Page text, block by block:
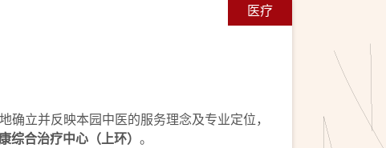
医疗
立并反映本园中医的服务理念及专业定位，
综合治疗中心（上环） 。